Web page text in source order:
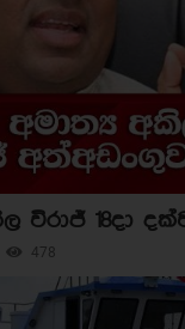
විරාජ් 18දා
478